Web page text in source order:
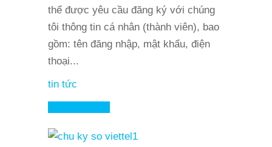
thể được yêu cầu đăng ký với chúng
tôi thông tin cá nhân (thành viên), bao
gồm: tên đăng nhập, mật khẩu, điện
thoại...
tin tức